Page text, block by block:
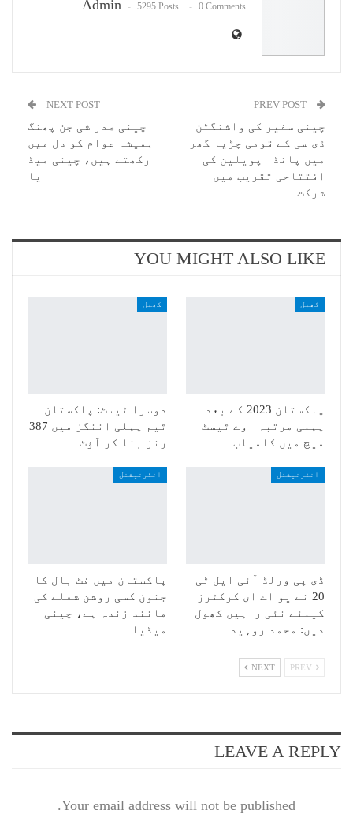
Admin 5295 Posts 0 Comments
چینی سفیر کی واشنگٹن
ڈی سی کے قومی چڑیا گھر
میں پانڈا پویلین کی
افتتاحی تقریب میں
شرکت
NEXT POST
چینی صدر شی جن پھنگ
ہمیشہ عوام کو دل میں
رکھتے ہیں، چینی میڈ
یا
YOU MIGHT ALSO LIKE
کھیل
پاکستان 2023 کے بعد
پہلی مرتبہ اوے ٹیسٹ
میچ میں کامیاب
کھیل
دوسرا ٹیسٹ: پاکستان
ٹیم پہلی اننگز میں 387
رنز بنا کر آؤٹ
انٹرنیشنل
ڈی پی ورلڈ آئی ایل ٹی
20 نے یو اے ای کرکٹرز
کیلئے نئی راہیں کھول
دیں: محمد روہید
انٹرنیشنل
پاکستان میں فٹ بال کا
جنون کسی روشن شعلے کی
مانند زندہ ہے، چینی
میڈیا
NEXT
LEAVE A REPLY
Your email address will not be published.